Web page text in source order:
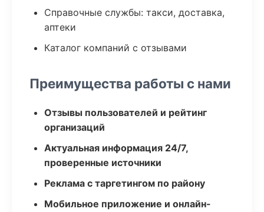
Справочные службы: такси, доставка,
аптеки
Каталог компаний с отзывами
Преимущества работы с нами
Отзывы пользователей и рейтинг
организаций
Актуальная информация 24/7,
проверенные источники
Реклама с таргетингом по району
Мобильное приложение и онлайн-